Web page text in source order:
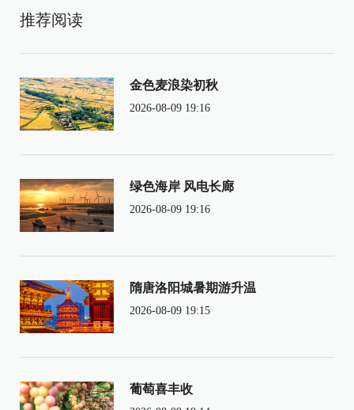
推荐阅读
金色麦浪染初秋
2026-08-09 19:16
绿色海岸 风电长廊
2026-08-09 19:16
隋唐洛阳城暑期游升温
2026-08-09 19:15
葡萄喜丰收